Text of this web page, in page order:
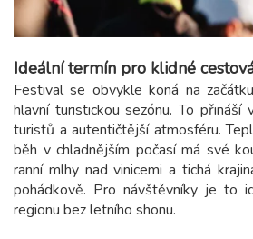
Ideální termín pro klidné
Festival se obvykle koná na
hlavní turistickou sezónu. To přináší
turistů a autentičtější atmosféru.
běh v chladnějším počasí má své
ranní mlhy nad vinicemi a tichá
pohádkově. Pro návštěvníky je to
regionu bez letního shonu.